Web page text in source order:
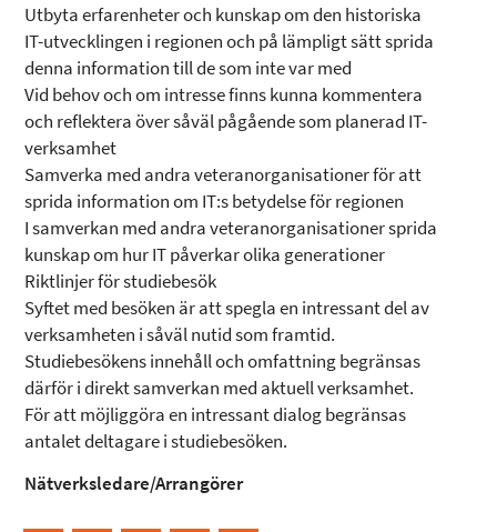
Utbyta erfarenheter och kunskap om den historiska
IT-utvecklingen i regionen och på lämpligt sätt sprida
denna information till de som inte var med
Vid behov och om intresse finns kunna kommentera
och reflektera över såväl pågående som planerad IT-
verksamhet
Samverka med andra veteranorganisationer för att
sprida information om IT:s betydelse för regionen
I samverkan med andra veteranorganisationer sprida
kunskap om hur IT påverkar olika generationer
Riktlinjer för studiebesök
Syftet med besöken är att spegla en intressant del av
verksamheten i såväl nutid som framtid.
Studiebesökens innehåll och omfattning begränsas
därför i direkt samverkan med aktuell verksamhet.
För att möjliggöra en intressant dialog begränsas
antalet deltagare i studiebesöken.
Nätverksledare/Arrangörer